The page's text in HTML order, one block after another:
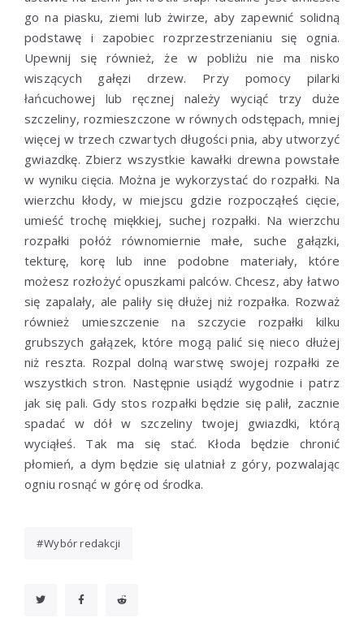
go na piasku, ziemi lub żwirze, aby zapewnić solidną
podstawę i zapobiec rozprzestrzenianiu się ognia.
Upewnij się również, że w pobliżu nie ma nisko
wiszących gałęzi drzew. Przy pomocy pilarki
łańcuchowej lub ręcznej należy wyciąć trzy duże
szczeliny, rozmieszczone w równych odstępach, mniej
więcej w trzech czwartych długości pnia, aby utworzyć
gwiazdkę. Zbierz wszystkie kawałki drewna powstałe
w wyniku cięcia. Można je wykorzystać do rozpałki. Na
wierzchu kłody, w miejscu gdzie rozpocząłeś cięcie,
umieść trochę miękkiej, suchej rozpałki. Na wierzchu
rozpałki połóż równomiernie małe, suche gałązki,
tekturę, korę lub inne podobne materiały, które
możesz rozłożyć opuszkami palców. Chcesz, aby łatwo
się zapalały, ale paliły się dłużej niż rozpałka. Rozważ
również umieszczenie na szczycie rozpałki kilku
grubszych gałązek, które mogą palić się nieco dłużej
niż reszta. Rozpal dolną warstwę swojej rozpałki ze
wszystkich stron. Następnie usiądź wygodnie i patrz
jak się pali. Gdy stos rozpałki będzie się palił, zacznie
spadać w dół w szczeliny twojej gwiazdki, którą
wyciąłeś. Tak ma się stać. Kłoda będzie chronić
płomień, a dym będzie się ulatniał z góry, pozwalając
ogniu rosnąć w górę od środka.
Wybór redakcji